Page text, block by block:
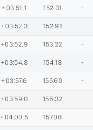
+03:51.1 152.31 -
+03:52.3 152.91 -
+03:52.9 153.22 -
+03:54.8 154.18 -
+03:57.6 155.60 -
+03:59.0 156.32 -
+04:00.5 157.08 -